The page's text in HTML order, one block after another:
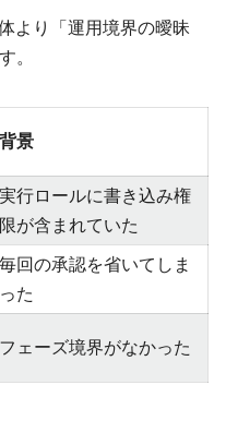
より「運用境界の曖昧
。
背景
実行ロールに書き込み権
限が含まれていた
毎回の承認を省いてしま
った
フェーズ境界がなかった